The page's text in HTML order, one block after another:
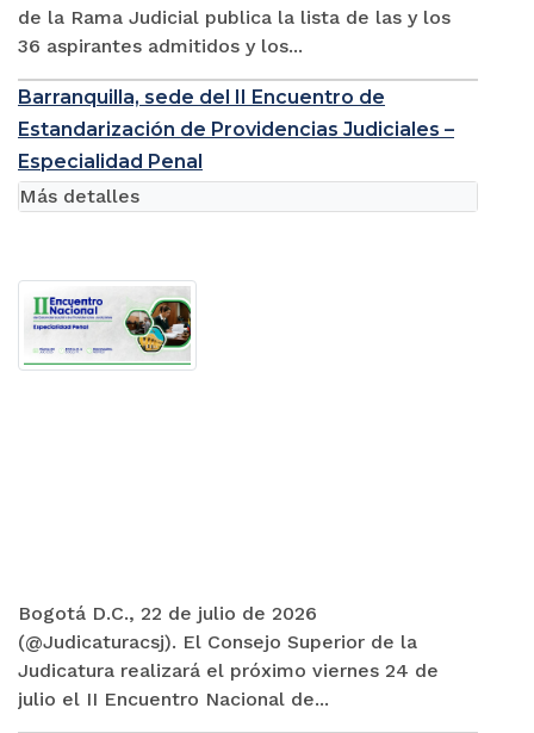
de la Rama Judicial publica la lista de las y los
36 aspirantes admitidos y los...
Barranquilla, sede del II Encuentro de
Estandarización de Providencias Judiciales –
Especialidad Penal
Bogotá D.C., 22 de julio de 2026
(@Judicaturacsj). El Consejo Superior de la
Judicatura realizará el próximo viernes 24 de
julio el II Encuentro Nacional de...
Más detalles